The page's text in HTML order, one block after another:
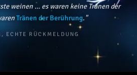
weinen … es waren keine Tränen der
Tränen der Berührung."
ECHTE RÜCKMELDUNG